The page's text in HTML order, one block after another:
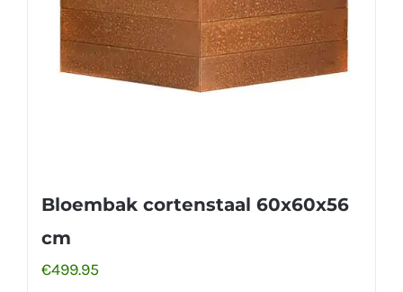
Bloembak cortenstaal 60x60x56
cm
€499.95